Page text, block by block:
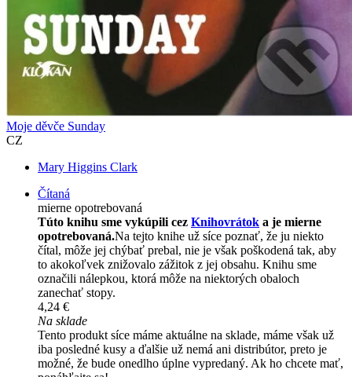
Moje děvče Sunday
CZ
Mary Higgins Clark
Čítaná
mierne opotrebovaná
Túto knihu sme vykúpili cez Knihovrátok a je mierne
opotrebovaná.Na tejto knihe už síce poznať, že ju niekto
čítal, môže jej chýbať prebal, nie je však poškodená tak, aby
to akokoľvek znižovalo zážitok z jej obsahu. Knihu sme
označili nálepkou, ktorá môže na niektorých obaloch
zanechať stopy.
4,24 €
Na sklade
Tento produkt síce máme aktuálne na sklade, máme však už
iba posledné kusy a ďalšie už nemá ani distribútor, preto je
možné, že bude onedlho úplne vypredaný. Ak ho chcete mať,